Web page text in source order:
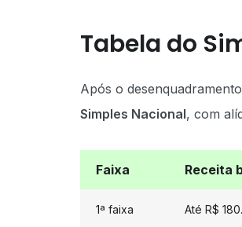
Tabela do
Após o
Simples Nacional, com
Faixa Receita
1ª faixa Até R$